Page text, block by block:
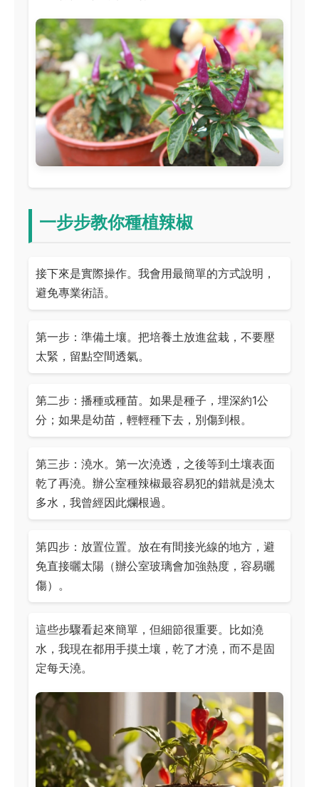
一步步教你種植辣椒
接下來是實際操作。我會用最簡單的方式說明，
避免專業術語。
第一步：準備土壤。把培養土放進盆栽，不要壓
太緊，留點空間透氣。
第二步：播種或種苗。如果是種子，埋深約1公
分；如果是幼苗，輕輕種下去，別傷到根。
第三步：澆水。第一次澆透，之後等到土壤表面
乾了再澆。辦公室種辣椒最容易犯的錯就是澆太
多水，我曾經因此爛根過。
第四步：放置位置。放在有間接光線的地方，避
免直接曬太陽（辦公室玻璃會加強熱度，容易曬
傷）。
這些步驟看起來簡單，但細節很重要。比如澆
水，我現在都用手摸土壤，乾了才澆，而不是固
定每天澆。